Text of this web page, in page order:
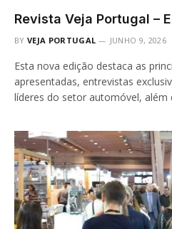
Revista Veja Portugal –
BY VEJA PORTUGAL JUNHO 9, 2026
Esta nova edição destaca as
apresentadas, entrevistas
líderes do setor automóvel, além